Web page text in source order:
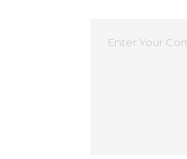
Kommentar